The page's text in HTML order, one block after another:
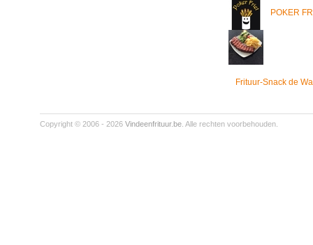
POKER
Frituur-Snack de
Copyright © 2006 - 2026 Vindeenfrituur.be . Alle rechten voorbehouden.